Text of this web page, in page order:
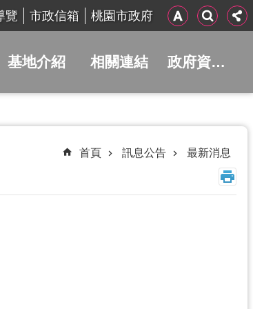
覽 市政信箱 桃園市政府
基地介紹 相關連結 政府資訊公開
首頁 訊息公告 最新消息